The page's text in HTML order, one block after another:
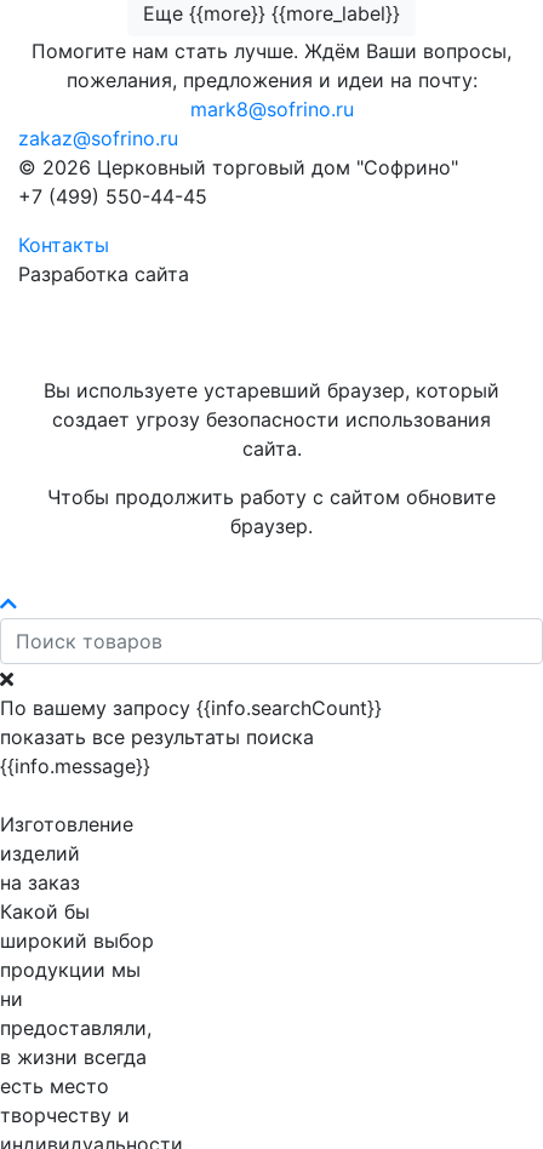
Еще {{more}} {{more_label}}
Помогите нам стать лучше. Ждём Ваши вопросы,
пожелания, предложения и идеи на почту:
mark8@sofrino.ru
zakaz@sofrino.ru
© 2026 Церковный торговый дом "Софрино"
+7 (499) 550-44-45
Контакты
Разработка сайта
Вы используете устаревший браузер, который
создает угрозу безопасности использования
сайта.
Чтобы продолжить работу с сайтом обновите
браузер.
По вашему запросу {{info.searchCount}}
показать все результаты поиска
{{info.message}}
Изготовление
изделий
на заказ
Какой бы
широкий выбор
продукции мы
ни
предоставляли,
в жизни всегда
есть место
творчеству и